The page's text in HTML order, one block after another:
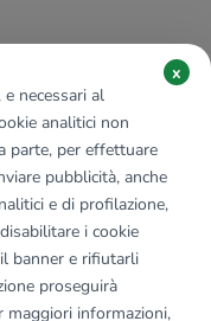
necessari al
analitici non
parte, per effettuare
pubblicità, anche
e di profilazione,
i cookie
banner e rifiutarli
proseguirà
maggiori informazioni,
x